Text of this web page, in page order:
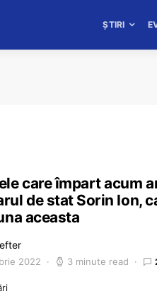
ȘTIRI
care împart acum
de stat Sorin Ion,
aceasta
2022 3 minute read